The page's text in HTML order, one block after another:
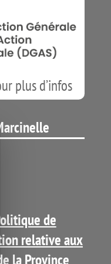
le bandeau
plus d’infos
Politique de
relative aux
la Province